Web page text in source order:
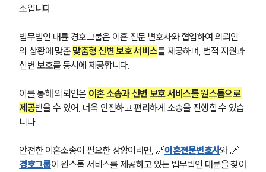
소입니다.
법무법인 대륜 경호그룹은 이혼 전문 변호사와 협업하여 의뢰인
의 상황에 맞춘 맞춤형 신변 보호 서비스를 제공하며, 법적 지원과
신변 보호를 동시에 제공합니다.
이를 통해 의뢰인은 이혼 소송과 신변 보호 서비스를 원스톱으로
제공받을 수 있어, 더욱 안전하고 편리하게 소송을 진행할 수 있습
니다.
안전한 이혼소송이 필요한 상황이라면, 🔗이혼전문변호사와 🔗
경호그룹이 원스톱 서비스를 제공하고 있는 법무법인 대륜을 찾아